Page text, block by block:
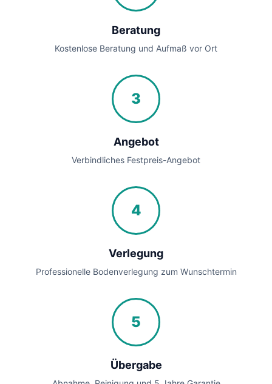
Beratung
Kostenlose Beratung und Aufmaß vor Ort
3
Angebot
Verbindliches Festpreis-Angebot
4
Verlegung
Professionelle Bodenverlegung zum Wunschtermin
5
Übergabe